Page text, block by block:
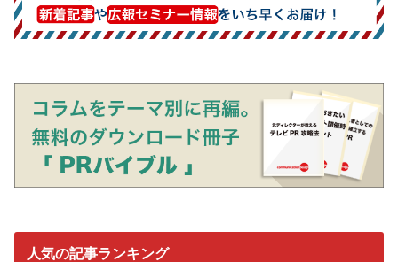
人気の記事ランキング